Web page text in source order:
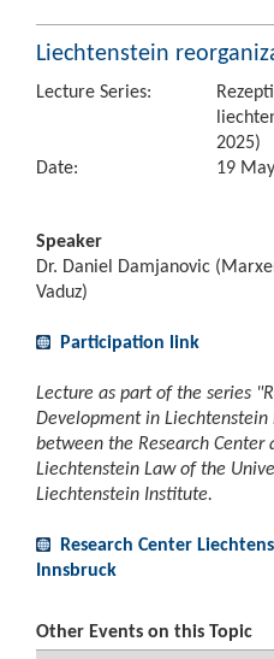
Liechtenstein
Lecture Series:
2025)
Date:
19
Speaker
Dr. Daniel Damjanovic
Vaduz)
Participation link
Lecture as part of the series
Development in
between the Research Center
Liechtenstein Law of the
Liechtenstein Institute.
Research Center
Innsbruck
Other Events on this Topic